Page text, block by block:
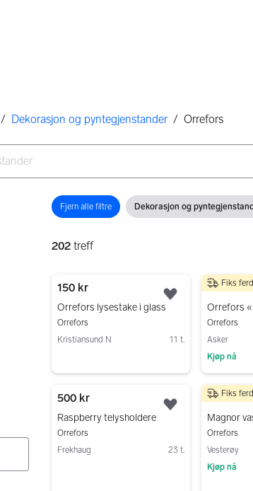
/ Dekorasjon og pyntegjenstander / Orrefors
Åpne filter
Fjern alle filtre Vis filter
Dekorasjon og
202treff
202 resultater
150 kr
Orrefors lysestake i glass
Orrefors
Kristiansund N
11 t.
Legg til som
200 kr
Orrefors
Asker
Kjøp nå
Fiks
500 kr
Raspberry telysholdere
Orrefors
Frekhaug
23 t.
Legg til som
800 kr
Magnor
Orrefors
Vesterøy
Kjøp nå
Fiks